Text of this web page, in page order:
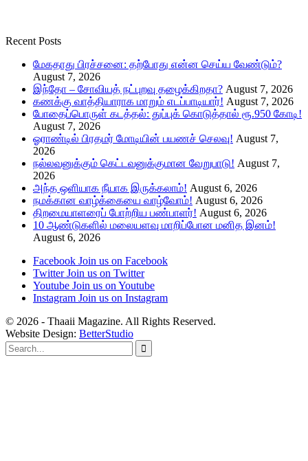
Recent Posts
மேகதாது பிரச்சனை: தற்போது என்ன செய்ய வேண்டும்?
August 7, 2026
இந்தோ – சோவியத் நட்புறவு தழைக்கிறதா? August 7, 2026
கணக்கு வாத்தியாராக மாறும் எடப்பாடியார்! August 7, 2026
போதைப்பொருள் கடத்தல்: துப்புக் கொடுத்தால் ரூ.950 கோடி!
August 7, 2026
ஓராண்டில் பிரதமர் மோடியின் பயணச் செலவு! August 7,
2026
நல்லவனுக்கும் கெட்டவனுக்குமான வேறுபாடு! August 7,
2026
அந்த ஒளியாக நீயாக இருக்கலாம்! August 6, 2026
நமக்கான வாழ்க்கையை வாழ்வோம்! August 6, 2026
திறமையாளரைப் போற்றிய பண்பாளர்! August 6, 2026
10 ஆண்டுகளில் மலையளவு மாறிப்போன மனித இனம்!
August 6, 2026
Facebook Join us on Facebook
Twitter Join us on Twitter
Youtube Join us on Youtube
Instagram Join us on Instagram
© 2026 - Thaaii Magazine. All Rights Reserved.
Website Design: BetterStudio